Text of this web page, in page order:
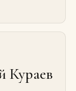
Кураев